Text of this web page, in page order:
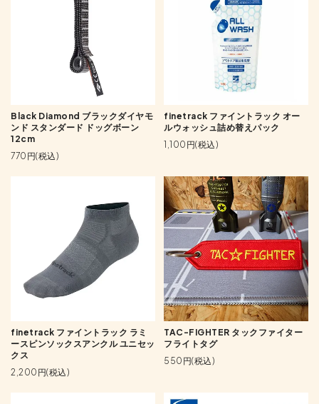
Black Diamond ブラックダイヤモ
ンド スタンダード ドッグボーン
12cm
770円(税込)
finetrack ファイントラック オー
ルウォッシュ詰め替えパック
1,100円(税込)
finetrack ファイントラック ラミ
ースピンソックスアンクル ユニセッ
クス
2,200円(税込)
TAC-FIGHTER タックファイター
フライトタグ
550円(税込)